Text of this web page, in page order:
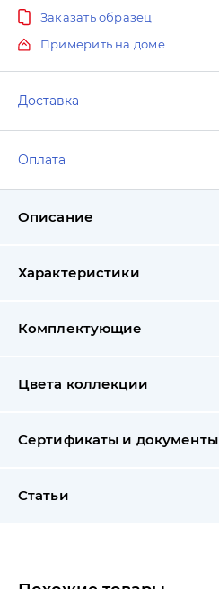
Заказать образец
Примерить на доме
Доставка
Оплата
Описание
Характеристики
Комплектующие
Цвета коллекции
Сертификаты и документы
Статьи